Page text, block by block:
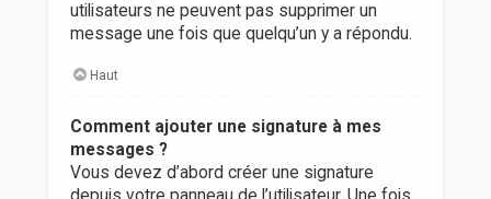
utilisateurs ne peuvent pas supprimer un
message une fois que quelqu’un y a répondu.
Haut
Comment ajouter une signature à mes
messages ?
Vous devez d’abord créer une signature